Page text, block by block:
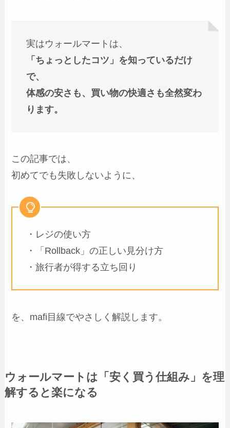
実はウォールマートは、
「ちょっとしたコツ」を知っているだけ
で、
体感の安さも、買い物の快適さも全然変わ
ります。
この記事では、
初めてでも失敗しないように、
・レジの使い方
・「Rollback」の正しい見分け方
・旅行者が得する立ち回り
を、mafi目線でやさしく解説します。
ウォールマートは「安く買う仕組み」を理
解すると楽になる